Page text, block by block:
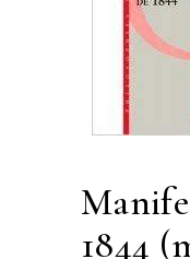
manifeste, manuscrit
1844